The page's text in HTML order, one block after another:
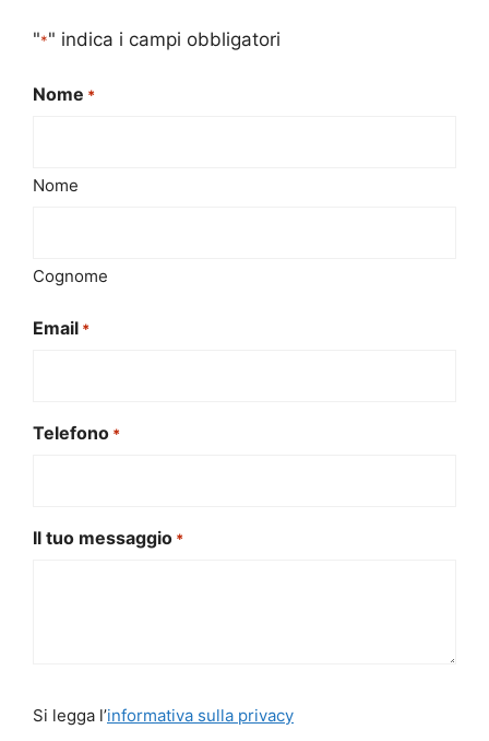
"*" indica i campi obbligatori
Nome *
Nome
Cognome
Email *
Telefono *
Il tuo messaggio *
legga
Si legga l’informativa sulla privacy